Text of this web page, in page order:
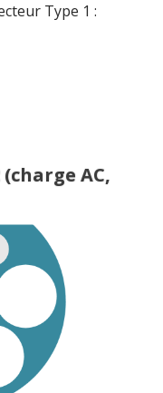
Type 1 :
AC,